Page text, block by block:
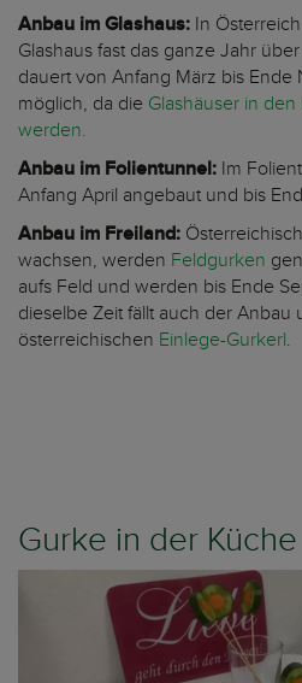
Anbau im Glashaus: In
Glashaus fast das ganze Jahr
dauert von Anfang März bis Ende
möglich, da die Glashäuser in
werden.
Anbau im Folientunnel: Im
Anfang April angebaut und bis
Anbau im Freiland:
wachsen, werden Feldgurken
aufs Feld und werden bis Ende
dieselbe Zeit fällt auch der Anbau
österreichischen Einlege-Gurkerl.
Gurke in der Küche